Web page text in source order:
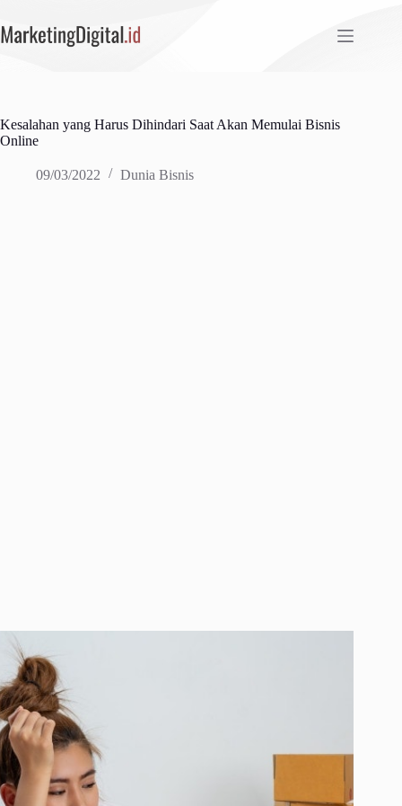
to
content
Kesalahan yang Harus Dihindari Saat Akan Memulai Bisnis
Online
09/03/2022 Dunia Bisnis